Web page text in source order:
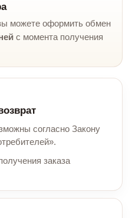
можете оформить обмен
с момента получения
согласно Закону
заказа